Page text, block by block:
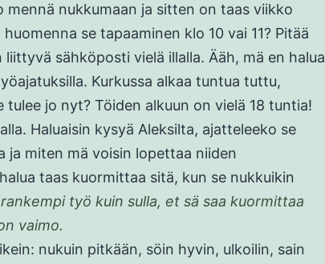
mennä nukkumaan ja sitten on taas viikko
se tapaaminen klo 10 vai 11? Pitää
sähköposti vielä illalla. Ääh, mä en halua
Kurkussa alkaa tuntua tuttu,
tulee jo nyt? Töiden alkuun on vielä 18 tuntia!
Haluaisin kysyä Aleksilta, ajatteleeko se
ja miten mä voisin lopettaa niiden
taas kuormittaa sitä, kun se nukkuikin
työ kuin sulla, et sä saa kuormittaa
vaimo.
nukuin pitkään, söin hyvin, ulkoilin, sain